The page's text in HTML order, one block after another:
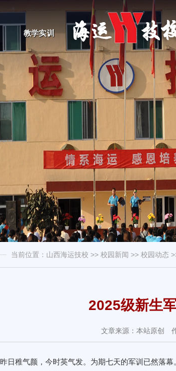
教学实训
当前位置： 山西海运技校 >> 校园新闻 >> 校园动态
2025级新生
文章来源：本站原创
昨日稚气颜，今时英气发。为期七天的军训已然落